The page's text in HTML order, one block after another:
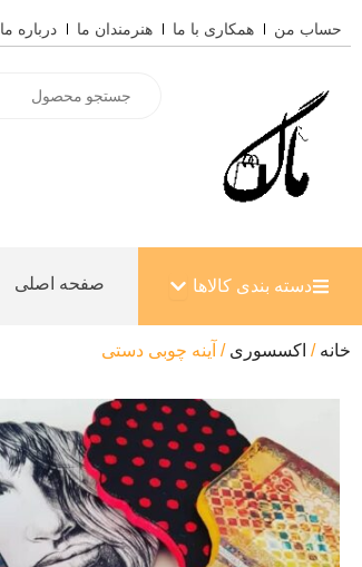
به
حساب من همکاری با ما هنرمندان ما درباره ما
search
دسته بندی کالاها باز کردن دسته بندی کالاها
صفحه اصلی
خانه / اکسسوری / آینه چوبی دستی